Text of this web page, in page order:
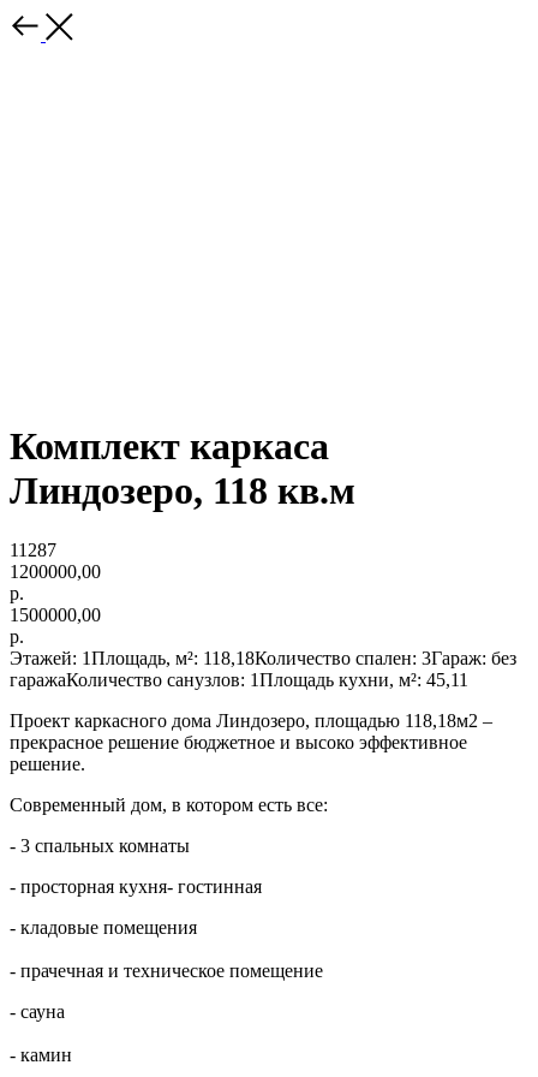
Комплект каркаса
Линдозеро, 118 кв.м
11287
1200000,00
р.
1500000,00
р.
Этажей: 1Площадь, м²: 118,18Количество спален: 3Гараж: без
гаражаКоличество санузлов: 1Площадь кухни, м²: 45,11
Проект каркасного дома Линдозеро, площадью 118,18м2 –
прекрасное решение бюджетное и высоко эффективное
решение.
Современный дом, в котором есть все:
- 3 спальных комнаты
- просторная кухня- гостинная
- кладовые помещения
- прачечная и техническое помещение
- сауна
- камин